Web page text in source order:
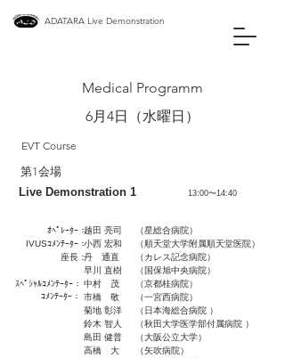
ADATARA Live Demonstration
Medical Programm
6月4日（水曜日）
EVT Course
第1会場
Live Demonstration 1
13:00〜14:40
ｵﾍﾟﾚｰﾀｰ：
IVUSｺﾒﾝﾃｰﾀｰ：
​座長：
ｽﾍﾟｼｬﾙｺﾒﾝﾃｰﾀｰ：
越田 亮司
小西 宏和
丹 通直
早川 直樹
中村 茂
市橋 敬
菊地 彰洋
鈴木 智人
島田 健普
高橋 大
（星総合病院）
（順天堂大学附属順天堂医院）
（カレス記念病院）
（国保旭中央病院）
（京都桂病院）
（一宮西病院）
（日本海総合病院 ）
（秋田大学医学部付属病院 ）
（大阪公立大学）
（矢吹病院）
ｺﾒﾝﾃｰﾀｰ：